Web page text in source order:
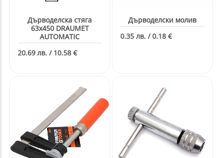
Дърводелска стяга
63х450 DRAUMET
AUTOMATIC
20.69 лв. / 10.58 €
Дърводелски молив
0.35 лв. / 0.18 €